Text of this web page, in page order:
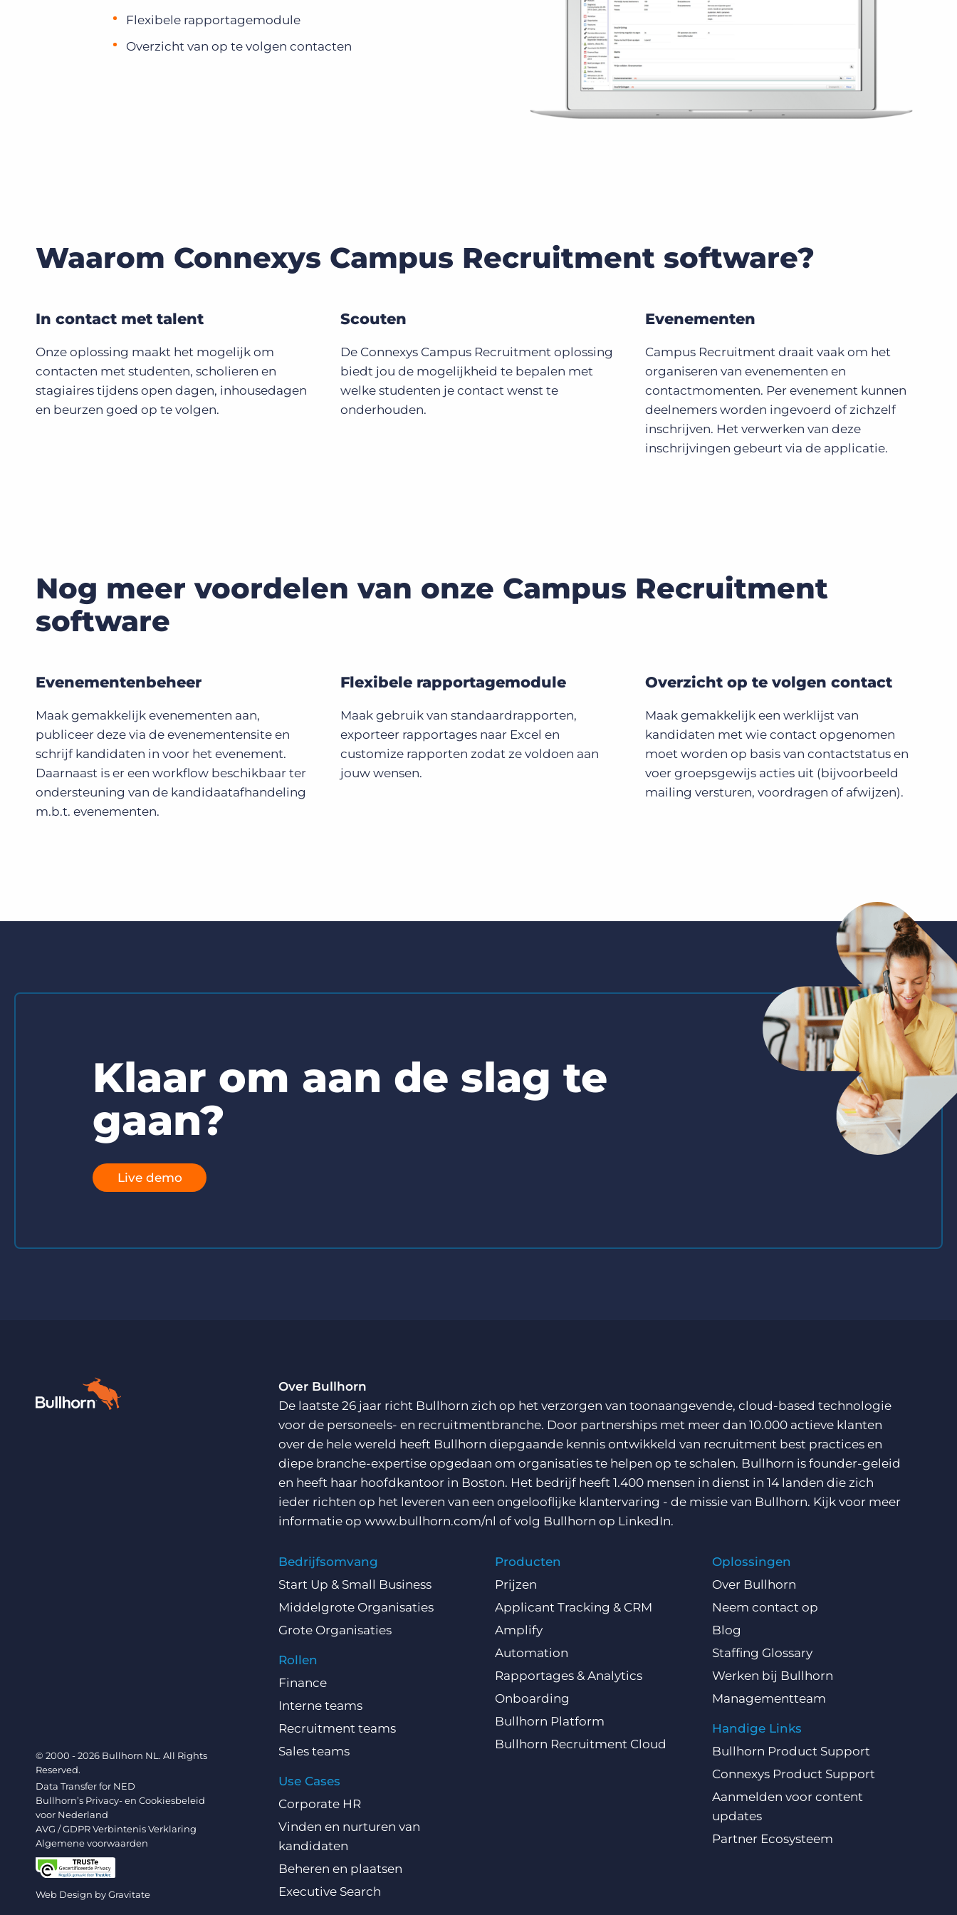
Flexibele rapportagemodule
Overzicht van op te volgen contacten
Waarom Connexys Campus Recruitment software?
In contact met talent
Onze oplossing maakt het mogelijk om
contacten met studenten, scholieren en
stagiaires tijdens open dagen, inhousedagen
en beurzen goed op te volgen.
Scouten
De Connexys Campus Recruitment oplossing
biedt jou de mogelijkheid te bepalen met
welke studenten je contact wenst te
onderhouden.
Evenementen
Campus Recruitment draait vaak om het
organiseren van evenementen en
contactmomenten. Per evenement kunnen
deelnemers worden ingevoerd of zichzelf
inschrijven. Het verwerken van deze
inschrijvingen gebeurt via de applicatie.
Nog meer voordelen van onze Campus Recruitment
software
Evenementenbeheer
Maak gemakkelijk evenementen aan,
publiceer deze via de evenementensite en
schrijf kandidaten in voor het evenement.
Daarnaast is er een workflow beschikbaar ter
ondersteuning van de kandidaatafhandeling
m.b.t. evenementen.
Flexibele rapportagemodule
Maak gebruik van standaardrapporten,
exporteer rapportages naar Excel en
customize rapporten zodat ze voldoen aan
jouw wensen.
Overzicht op te volgen contact
Maak gemakkelijk een werklijst van
kandidaten met wie contact opgenomen
moet worden op basis van contactstatus en
voer groepsgewijs acties uit (bijvoorbeeld
mailing versturen, voordragen of afwijzen).
Klaar om aan de slag te
gaan?
Live demo
© 2000 - 2026 Bullhorn NL. All Rights
Reserved.
Data Transfer for NED
Bullhorn’s Privacy- en Cookiesbeleid
voor Nederland
AVG / GDPR Verbintenis Verklaring
Algemene voorwaarden
Web Design byGravitate
Over Bullhorn
De laatste 26 jaar richt Bullhorn zich op het verzorgen van toonaangevende, cloud-based technologie
voor de personeels- en recruitmentbranche. Door partnerships met meer dan 10.000 actieve klanten
over de hele wereld heeft Bullhorn diepgaande kennis ontwikkeld van recruitment best practices en
diepe branche-expertise opgedaan om organisaties te helpen op te schalen. Bullhorn is founder-geleid
en heeft haar hoofdkantoor in Boston. Het bedrijf heeft 1.400 mensen in dienst in 14 landen die zich
ieder richten op het leveren van een ongelooflijke klantervaring - de missie van Bullhorn. Kijk voor meer
informatie op www.bullhorn.com/nl of volg Bullhorn op LinkedIn.
Bedrijfsomvang
Start Up & Small Business
Middelgrote Organisaties
Grote Organisaties
Rollen
Finance
Interne teams
Recruitment teams
Sales teams
Use Cases
Corporate HR
Vinden en nurturen van
kandidaten
Beheren en plaatsen
Executive Search
Producten
Prijzen
Applicant Tracking & CRM
Amplify
Automation
Rapportages & Analytics
Onboarding
Bullhorn Platform
Bullhorn Recruitment Cloud
Oplossingen
Over Bullhorn
Neem contact op
Blog
Staffing Glossary
Werken bij Bullhorn
Managementteam
Handige Links
Bullhorn Product Support
Connexys Product Support
Aanmelden voor content
updates
Partner Ecosysteem